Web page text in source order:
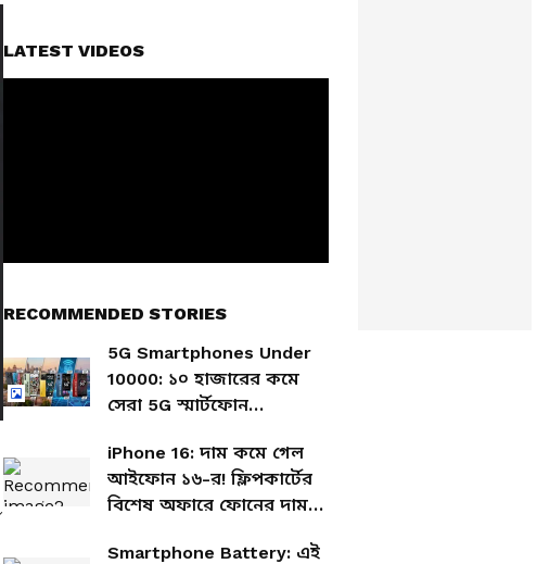
LATEST VIDEOS
RECOMMENDED STORIES
5G Smartphones Under
10000: ১০ হাজারের কমে
সেরা 5G স্মার্টফোন
মডেলের তালিকা
iPhone 16: দাম কমে গেল
আইফোন ১৬-র! ফ্লিপকার্টের
বিশেষ অফারে ফোনের দাম
Smartphone Battery: এই